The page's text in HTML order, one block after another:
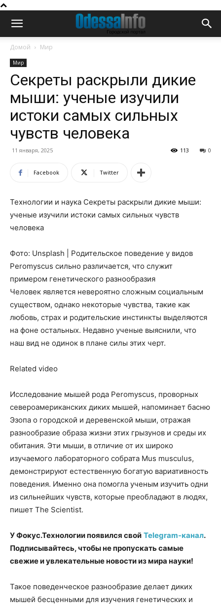
Домой Мир
Мир
Секреты раскрыли дикие
мыши: ученые изучили
истоки самых сильных
чувств человека
11 января, 2025 0
113
Facebook Twitter
Технологии и наука Секреты раскрыли дикие мыши:
ученые изучили истоки самых сильных чувств
человека
Фото: Unsplash | Родительское поведение у видов
Peromyscus сильно различается, что служит
примером генетического разнообразия
Человек является невероятно сложным социальным
существом, однако некоторые чувства, такие как
любовь, страх и родительские инстинкты выделяются
на фоне остальных. Недавно ученые выяснили, что
наш вид не одинок в плане силы этих черт.
Related video
Исследование мышей рода Peromyscus, проворных
североамериканских диких мышей, напоминает басню
Эзопа о городской и деревенской мыши, отражая
разнообразие образа жизни этих грызунов и среды их
обитания. Эти мыши, в отличие от их широко
изучаемого лабораторного собрата Mus musculus,
демонстрируют естественную богатую вариативность
поведения. Именно она помогла ученым изучить одни
из сильнейших чувств, которые преобладают в людях,
пишет The Scientist.
У Фокус.Технологии появился свой Telegram-канал.
Подписывайтесь, чтобы не пропускать самые
свежие и увлекательные новости из мира науки!
Такое поведенческое разнообразие делает диких
мышей бесценными для изучения генетических и